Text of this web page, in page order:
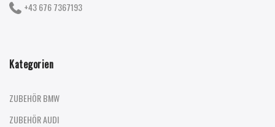
+43 676 7367193
Kategorien
ZUBEHÖR BMW
ZUBEHÖR AUDI